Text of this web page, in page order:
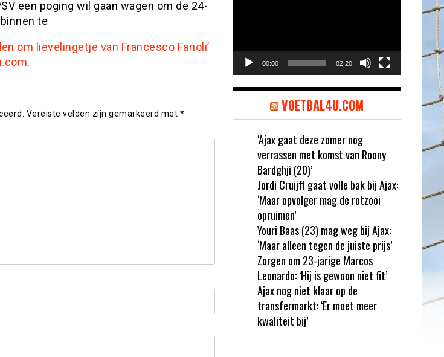
een poging wil gaan wagen om de 24-
te
om lievelingetje van Francesco Farioli’
.
Vereiste velden zijn gemarkeerd met *
00:00 02:20
VOETBAL4U.COM
‘Ajax gaat deze zomer nog
verrassen met komst van Roony
Bardghji (20)’
Jordi Cruijff gaat volle bak bij Ajax:
‘Maar opvolger mag de rotzooi
opruimen’
Youri Baas (23) mag weg bij Ajax:
‘Maar alleen tegen de juiste prijs’
Zorgen om 23-jarige Marcos
Leonardo: ‘Hij is gewoon niet fit’
Ajax nog niet klaar op de
transfermarkt: ‘Er moet meer
kwaliteit bij’